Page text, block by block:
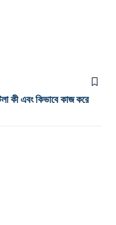
কী এবং কিভাবে কাজ করে